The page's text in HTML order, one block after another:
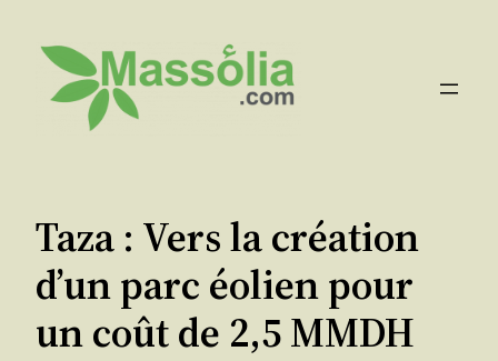
contenu
Taza : Vers la création
d’un parc éolien pour
un coût de 2,5 MMDH